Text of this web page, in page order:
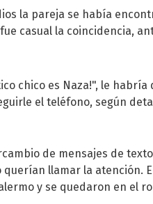
la pareja se había
casual la coincidencia,
chico es Naza!", le
el teléfono, según
de mensajes de
querían llamar la atención.
y se quedaron en el